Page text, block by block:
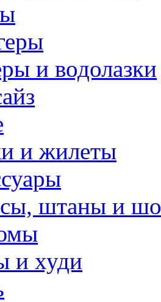
и водолазки
и жилеты
штаны и
и худи